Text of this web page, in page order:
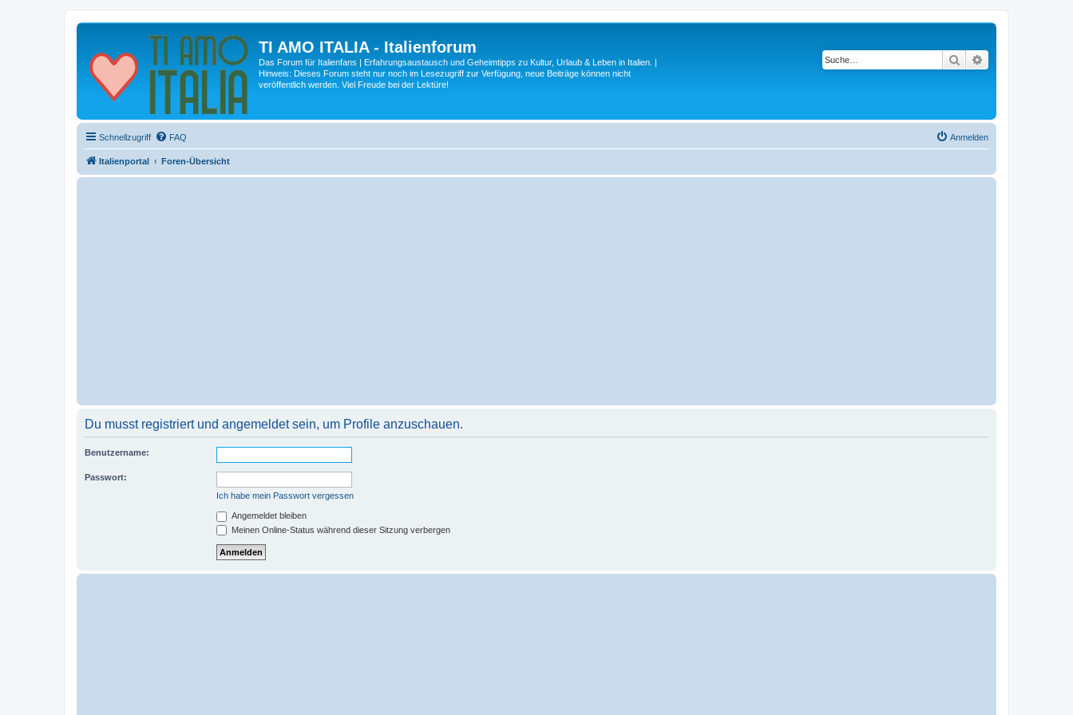
TI AMO ITALIA - Italienforum
Das Forum für Italienfans | Erfahrungsaustausch und Geheimtipps zu Kultur, Urlaub & Leben in Italien. |
Hinweis: Dieses Forum steht nur noch im Lesezugriff zur Verfügung, neue Beiträge können nicht
veröffentlich werden. Viel Freude bei der Lektüre!
Suche
Schnellzugriff FAQ Anmelden
Italienportal Foren-Übersicht
Du musst registriert und angemeldet sein, um Profile anzuschauen.
Benutzername:
Passwort:
Ich habe mein Passwort vergessen
Angemeldet bleiben
Meinen Online-Status während dieser Sitzung verbergen